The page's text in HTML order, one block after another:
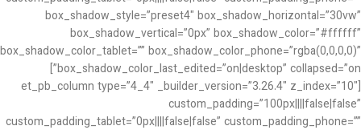
box_shadow_style=”preset4″ box_shadow_horizontal=”30vw”
box_shadow_vertical=”0px” box_shadow_color=”#ffffff”
box_shadow_color_tablet=”” box_shadow_color_phone=”rgba(0,0,0,0)”
box_shadow_color_last_edited=”on|desktop” collapsed=”on”]
[et_pb_column type=”4_4″ _builder_version=”3.26.4″ z_index=”10″
custom_padding=”100px||||false|false”
custom_padding_tablet=”0px||||false|false” custom_padding_phone=””